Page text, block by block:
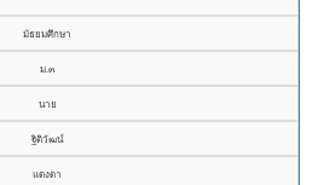
มัธยมศึกษา
ม.๓
นาย
ฐิติวัฒน์
แดงดา